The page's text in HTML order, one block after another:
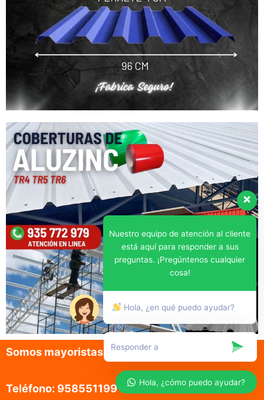
Somos mayoristas en la venta de aluzinc
Teléfono: 958551199
Nuestro equipo de atención al cliente
está aquí para responder a sus
preguntas. ¡Pregúntenos cualquier
cosa!
Hola, ¿en qué puedo ayudar?
Hola, ¿cómo puedo ayudar?